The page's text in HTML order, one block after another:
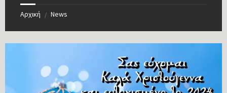
Αρχική / News